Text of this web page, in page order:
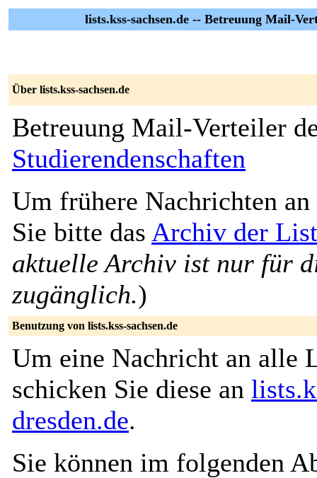
lists.kss-sachsen.de -- Betreuung Mail-
Über lists.kss-sachsen.de
Betreuung Mail-Verteiler
Studierendenschaften
Um frühere Nachrichten an
Sie bitte das Archiv der
aktuelle Archiv ist nur für
zugänglich.)
Benutzung von lists.kss-sachsen.de
Um eine Nachricht an alle
schicken Sie diese an
dresden.de.
Sie können im folgenden